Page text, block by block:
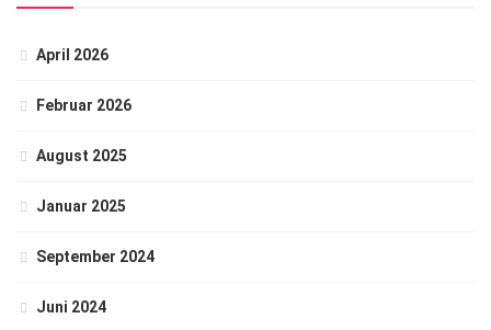
April 2026
Februar 2026
August 2025
Januar 2025
September 2024
Juni 2024